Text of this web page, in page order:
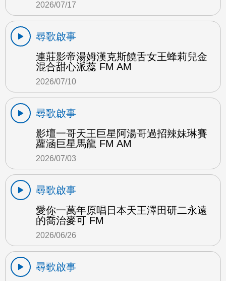
2026/07/17
尋歌啟事
連莊影帝湯姆漢克斯饒舌女王蜂莉兒金
混合甜心派蕊 FM AM
2026/07/10
尋歌啟事
影壇一哥天王巨星阿湯哥過招辣妹琳賽
蘿涵巨星馬龍 FM AM
2026/07/03
尋歌啟事
愛你一萬年原唱日本天王澤田研二永遠
的喬治麥可 FM
2026/06/26
尋歌啟事